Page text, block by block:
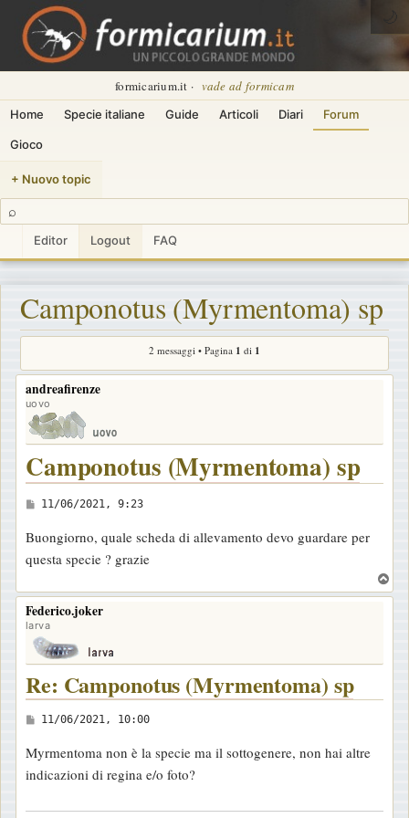
formicarium.it · vade ad formicam
Home Specie italiane Guide Articoli Diari Forum
Gioco
+ Nuovo topic
⌕
Editor Logout FAQ
🌙
Camponotus (Myrmentoma) sp
2 messaggi • Pagina 1 di 1
andreafirenze
uovo
Camponotus (Myrmentoma) sp
M
s
s
a
g
g
i
o
11/06/2021, 9:23
Buongiorno, quale scheda di allevamento devo guardare per
questa specie ? grazie
o
Federico.joker
larva
Re: Camponotus (Myrmentoma) sp
M
s
s
11/06/2021, 10:00
Myrmentoma non è la specie ma il sottogenere, non hai altre
indicazioni di regina e/o foto?